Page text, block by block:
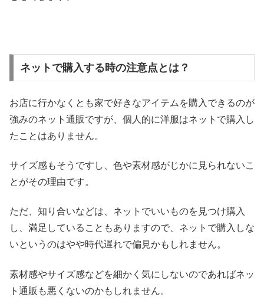
ネットで購入する時の注意点とは？
お店に行かなくとも家で好きなアイテムを購入できるのが
強みのネット通販ですが、個人的に洋服はネットで購入し
たことはありません。
サイズ感もそうですし、色や素材感がじかに見られないこ
とがその理由です。
ただ、知り合いなどは、ネットでいいものを見つけ購入
し、満足していることもありますので、ネットで購入しな
いというのはやや時代遅れで偏見かもしれません。
素材感やサイズ感などを細かく気にしないのであればネッ
ト通販も悪くないのかもしれません。